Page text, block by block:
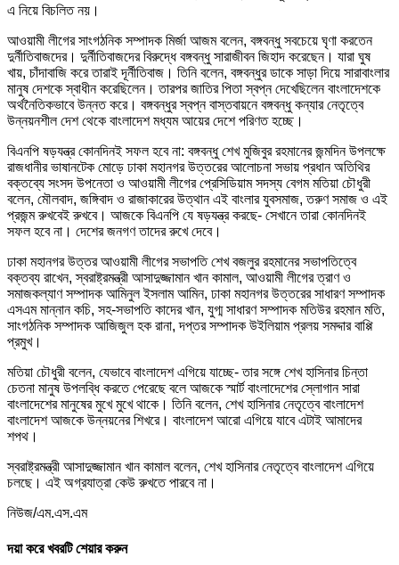
এ নিয়ে বিচলিত নয়।
আওয়ামী লীগের সাংগঠনিক সম্পাদক মির্জা আজম বলেন, বঙ্গবন্ধু সবচেয়ে ঘৃণা করতেন
দুর্নীতিবাজদের। দুর্নীতিবাজদের বিরুদ্ধে বঙ্গবন্ধু সারাজীবন জিহাদ করেছেন। যারা ঘুষ
খায়, চাঁদাবাজি করে তারাই দূর্নীতিবাজ। তিনি বলেন, বঙ্গবন্ধুর ডাকে সাড়া দিয়ে সারাবাংলার
মানুষ দেশকে স্বাধীন করেছিলেন। তারপর জাতির পিতা স্বপ্ন দেখেছিলেন বাংলাদেশকে
অর্থনৈতিকভাবে উন্নত করে। বঙ্গবন্ধুর স্বপ্ন বাস্তবায়নে বঙ্গবন্ধু কন্যার নেতৃত্বে
উন্নয়নশীল দেশ থেকে বাংলাদেশ মধ্যম আয়ের দেশে পরিণত হচ্ছে।
বিএনপি ষড়যন্ত্র কোনদিনই সফল হবে না: বঙ্গবন্ধু শেখ মুজিবুর রহমানের জন্মদিন উপলক্ষে
রাজধানীর ভাষানটেক মোড়ে ঢাকা মহানগর উত্তরের আলোচনা সভায় প্রধান অতিথির
বক্তব্যে সংসদ উপনেতা ও আওয়ামী লীগের প্রেসিডিয়াম সদস্য বেগম মতিয়া চৌধুরী
বলেন, মৌলবাদ, জঙ্গিবাদ ও রাজাকারের উত্থান এই বাংলার যুবসমাজ, তরুণ সমাজ ও এই
প্রজন্ম রুখবেই রুখবে। আজকে বিএনপি যে ষড়যন্ত্র করছে- সেখানে তারা কোনদিনই
সফল হবে না। দেশের জনগণ তাদের রুখে দেবে।
ঢাকা মহানগর উত্তর আওয়ামী লীগের সভাপতি শেখ বজলুর রহমানের সভাপতিত্বে
বক্তব্য রাখেন, স্বরাষ্ট্রমন্ত্রী আসাদুজ্জামান খান কামাল, আওয়ামী লীগের ত্রাণ ও
সমাজকল্যাণ সম্পাদক আমিনুল ইসলাম আমিন, ঢাকা মহানগর উত্তরের সাধারণ সম্পাদক
এসএম মান্নান কচি, সহ-সভাপতি কাদের খান, যুগ্ম সাধারণ সম্পাদক মতিউর রহমান মতি,
সাংগঠনিক সম্পাদক আজিজুল হক রানা, দপ্তর সম্পাদক উইলিয়াম প্রলয় সমদ্দার বাপ্পি
প্রমুখ।
মতিয়া চৌধুরী বলেন, যেভাবে বাংলাদেশ এগিয়ে যাচ্ছে- তার সঙ্গে শেখ হাসিনার চিন্তা
চেতনা মানুষ উপলব্ধি করতে পেরেছে বলে আজকে স্মার্ট বাংলাদেশের স্লোগান সারা
বাংলাদেশের মানুষের মুখে মুখে থাকে। তিনি বলেন, শেখ হাসিনার নেতৃত্বে বাংলাদেশ
বাংলাদেশ আজকে উন্নয়নের শিখরে। বাংলাদেশ আরো এগিয়ে যাবে এটাই আমাদের
শপথ।
স্বরাষ্ট্রমন্ত্রী আসাদুজ্জামান খান কামাল বলেন, শেখ হাসিনার নেতৃত্বে বাংলাদেশ এগিয়ে
চলছে। এই অগ্রযাত্রা কেউ রুখতে পারবে না।
নিউজ/এম.এস.এম
দয়া করে খবরটি শেয়ার করুন